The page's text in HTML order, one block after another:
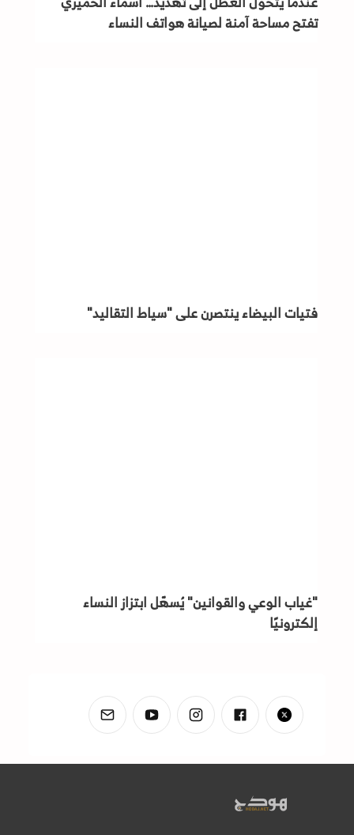
تفتح مساحة آمنة لصيانة هواتف النساء
فتيات البيضاء ينتصرن على "سياط التقاليد"
"غياب الوعي والقوانين" يُسهّل ابتزاز النساء
إلكترونيًا